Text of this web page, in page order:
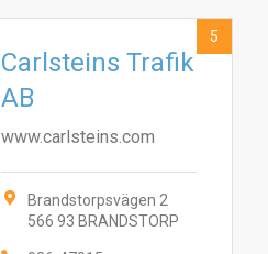
Carlsteins Trafik
AB
www.carlsteins.com
Brandstorpsvägen 2
566 93 BRANDSTORP
5